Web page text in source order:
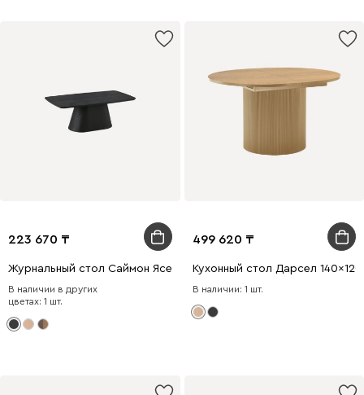
223 670
Журнальный стол Саймон Ясень Черный
В наличии в других
цветах: 1 шт.
499 620
Кухонный стол Дарсел
В наличии: 1 шт.